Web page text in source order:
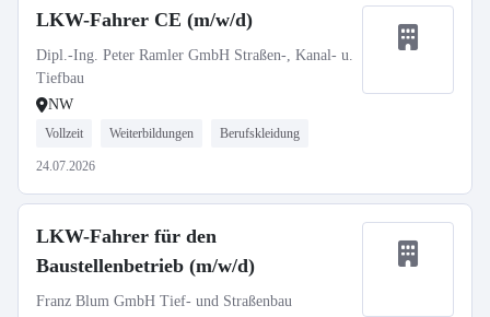
LKW-Fahrer CE (m/w/d)
Dipl.-Ing. Peter Ramler GmbH Straßen-, Kanal- u.
Tiefbau
NW
Vollzeit Weiterbildungen Berufskleidung
24.07.2026
LKW-Fahrer für den
Baustellenbetrieb (m/w/d)
Franz Blum GmbH Tief- und Straßenbau